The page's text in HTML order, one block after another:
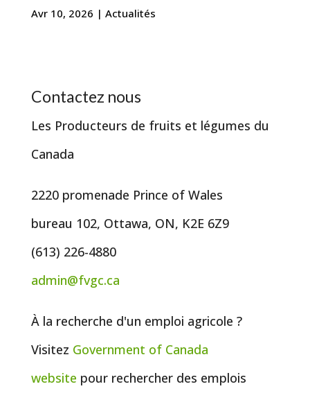
Avr 10, 2026 | Actualités
Contactez nous
Les Producteurs de fruits et légumes du
Canada
2220 promenade Prince of Wales
bureau 102, Ottawa, ON, K2E 6Z9
(613) 226-4880
admin@fvgc.ca
À la recherche d'un emploi agricole ?
Visitez Government of Canada
website pour rechercher des emplois